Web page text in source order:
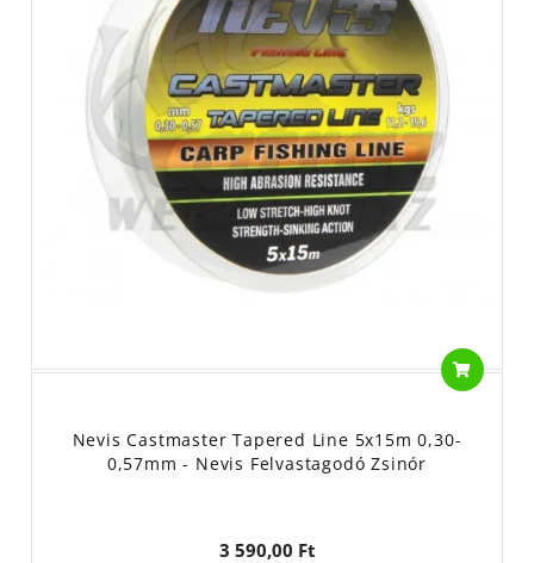
Nevis Castmaster Tapered Line 5x15m 0,30-
0,57mm - Nevis Felvastagodó Zsinór
3 590,00 Ft